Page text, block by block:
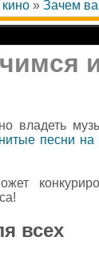
» Зачем
владеть
песни на
всех